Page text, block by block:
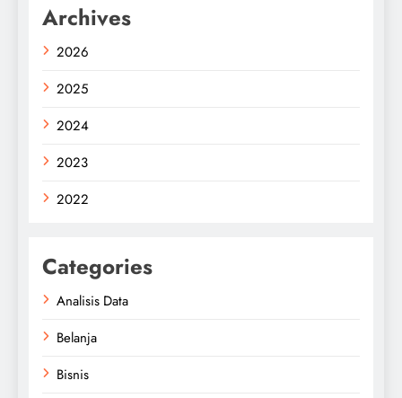
Archives
2026
2025
2024
2023
2022
Categories
Analisis Data
Belanja
Bisnis